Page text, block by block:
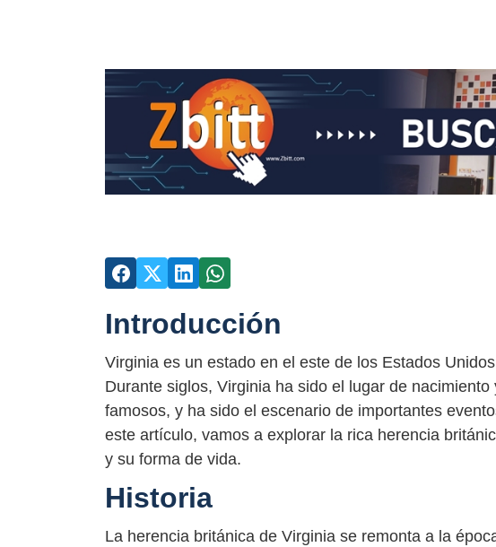
Introducción
Virginia es un estado en el este de los Estados
Durante siglos, Virginia ha sido el lugar de
famosos, y ha sido el escenario de importantes
este artículo, vamos a explorar la rica herencia
y su forma de vida.
Historia
La herencia británica de Virginia se remonta a la